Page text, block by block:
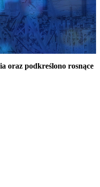
oraz podkreślono rosnące